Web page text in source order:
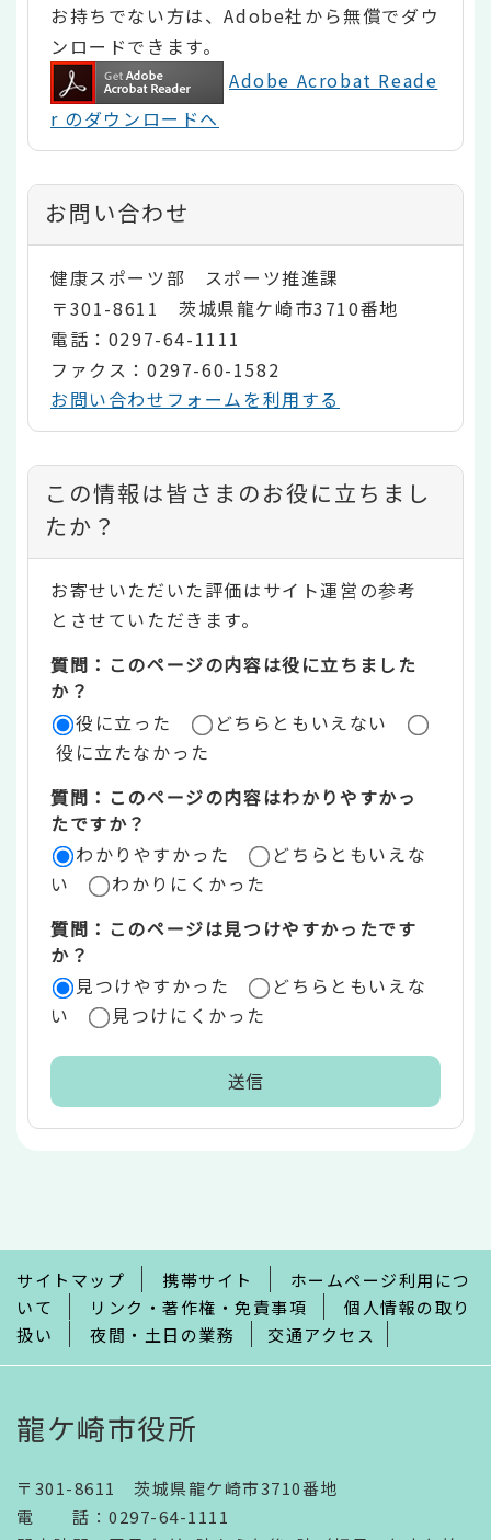
お持ちでない方は、Adobe社から無償でダウ
ンロードできます。
Adobe Acrobat Reade
r のダウンロードへ
お問い合わせ
健康スポーツ部 スポーツ推進課
〒301-8611 茨城県龍ケ崎市3710番地
電話：0297-64-1111
ファクス：0297-60-1582
お問い合わせフォームを利用する
コ
ン
テ
ン
ツ
評
価
リ
ア
この情報は皆さまのお役に立ちまし
たか？
お寄せいただいた評価はサイト運営の参考
とさせていただきます。
質問：このページの内容は役に立ちました
か？
役に立った
どちらともいえない
役に立たなかった
質問：このページの内容はわかりやすかっ
たですか？
わかりやすかった
どちらともいえな
い
わかりにくかった
質問：このページは見つけやすかったです
か？
見つけやすかった
どちらともいえな
い
見つけにくかった
で
サイトマップ 携帯サイト
ホームページ利用につ
いて
リンク・著作権・免責事項
個人情報の取り
扱い
夜間・土日の業務 交通アクセス
龍ケ崎市役所
〒301-8611 茨城県龍ケ崎市3710番地
電話 ： 0297-64-1111